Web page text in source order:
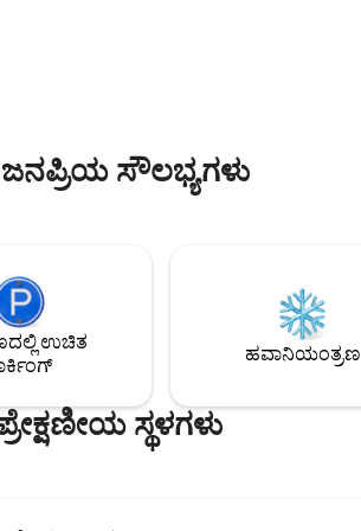
ಟಿವಿ ಮನರಂಜನೆಯನ್ನು ಆನಂದಿಸಬಹುದು.
ಜನಪ್ರಿಯ ಸೌಲಭ್ಯಗಳು
ಉಚಿತ
ಹವಾನಿಯಂತ್ರಣ
ಸ್ಥಳಗಳು